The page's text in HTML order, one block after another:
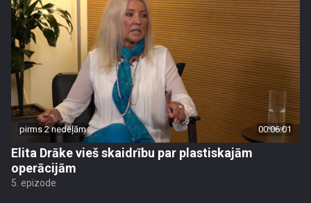
pirms 2 nedēļām 00:06:01
Elita Drāke vieš skaidrību par plastiskajām
operācijām
5. epizode